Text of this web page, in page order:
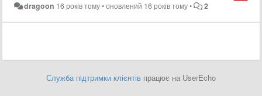
dragoon 16 років тому•оновлений 16 років тому• 2
Служба підтримки клієнтів працює на UserEcho